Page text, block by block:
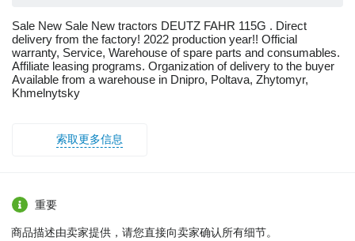
Sale New Sale New tractors DEUTZ FAHR 115G . Direct
delivery from the factory! 2022 production year!! Official
warranty, Service, Warehouse of spare parts and consumables.
Affiliate leasing programs. Organization of delivery to the buyer
Available from a warehouse in Dnipro, Poltava, Zhytomyr,
Khmelnytsky
索取更多信息
重要
商品描述由卖家提供，请您直接向卖家确认所有细节。